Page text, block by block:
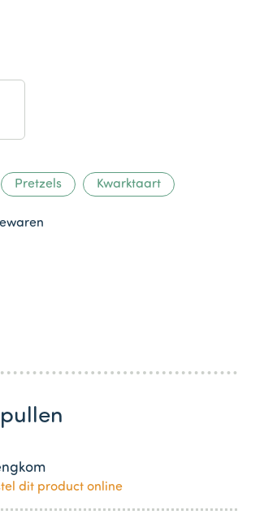
Pretzels Kwarktaart
dit product online